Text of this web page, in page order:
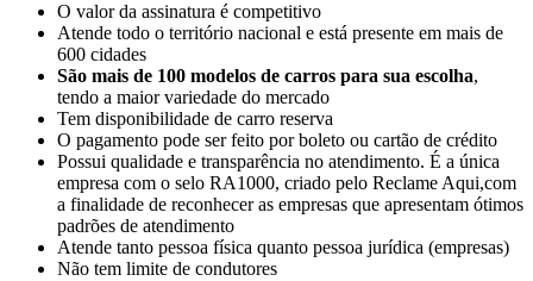
O valor da assinatura é competitivo
Atende todo o território nacional e está presente em mais de
600 cidades
São mais de 100 modelos de carros para sua escolha,
tendo a maior variedade do mercado
Tem disponibilidade de carro reserva
O pagamento pode ser feito por boleto ou cartão de crédito
Possui qualidade e transparência no atendimento. É a única
empresa com o selo RA1000, criado pelo Reclame Aqui,com
a finalidade de reconhecer as empresas que apresentam ótimos
padrões de atendimento
Atende tanto pessoa física quanto pessoa jurídica (empresas)
Não tem limite de condutores